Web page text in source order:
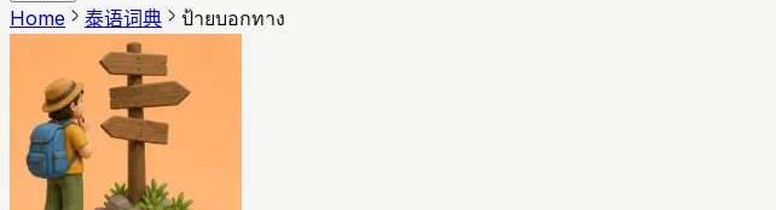
Home 泰语词典 ป้ายบอกทาง